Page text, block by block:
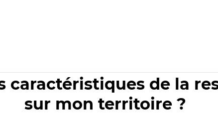
caractéristiques de la
sur mon territoire ?